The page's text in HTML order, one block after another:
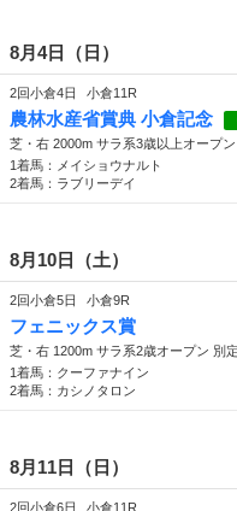
8月4日（日）
2回小倉4日 小倉11R
農林水産省賞典 小倉記念
芝・右 2000m サラ系3歳以上オープ
1着馬：メイショウナルト
2着馬：ラブリーデイ
8月10日（土）
2回小倉5日 小倉9R
フェニックス賞
芝・右 1200m サラ系2歳オープン 別定
1着馬：クーファナイン
2着馬：カシノタロン
8月11日（日）
2回小倉6日 小倉11R